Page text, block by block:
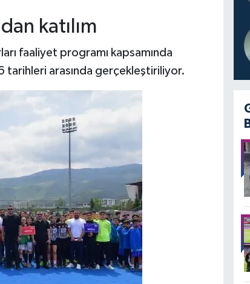
katılım
faaliyet programı kapsamında
tarihleri arasında gerçekleştiriliyor.